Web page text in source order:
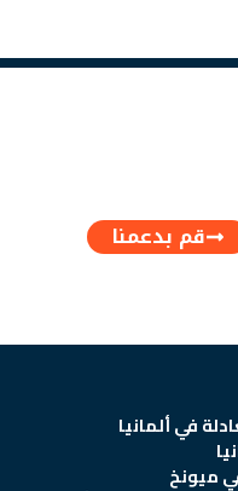
قم بدعمنا
في ألمانيا
ميونخ